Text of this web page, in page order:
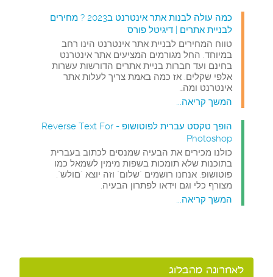
כמה עולה לבנות אתר אינטרנט ב2023 ? מחירים
לבניית אתרים | דיגיטל פורס
טווח המחירים לבניית אתר אינטרנט הינו רחב
במיוחד. החל מגורמים המציעים אתר אינטרנט
בחינם ועד חברות בניית אתרים הדורשות עשרות
אלפי שקלים. אז כמה באמת צריך לעלות אתר
אינטרנט ומה…
המשך קריאה...
הופך טקסט עברית לפוטושופ - Reverse Text For
Photoshop
כולנו מכירים את הבעיה שמנסים לכתוב בעברית
בתוכנות שלא תומכות בשפות מימין לשמאל כמו
פוטושופ. אנחנו רושמים "שלום" וזה יוצא "םולש".
מצורף כלי וגם וידאו לפתרון הבעיה.
המשך קריאה...
לאחרונה מהבלוג